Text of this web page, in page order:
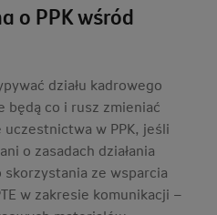
o PPK wśród
działu kadrowego
będą co i rusz zmieniać
w PPK, jeśli
o zasadach działania
ze wsparcia
w zakresie komunikacji –